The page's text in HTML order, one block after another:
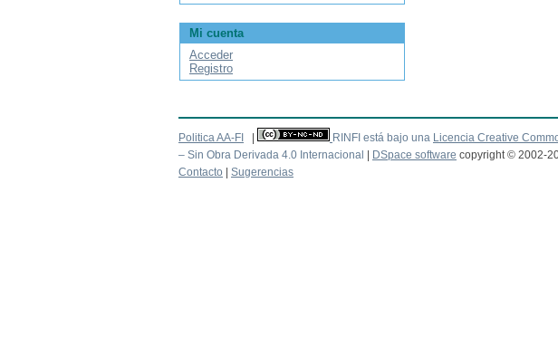
Mi cuenta
Acceder
Registro
Politica AA-FI RINFI está bajo una Licencia Creative
– Sin Obra Derivada 4.0 Internacional
DSpace software copyright © 2002-
Contacto Sugerencias